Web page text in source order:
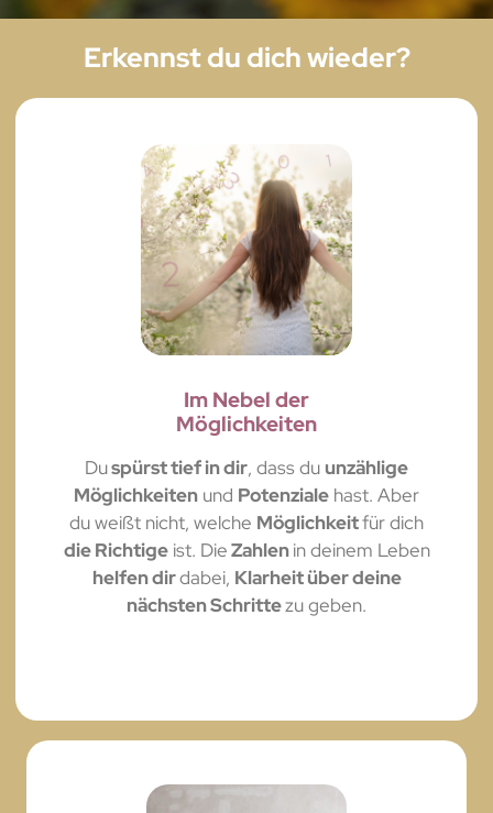
Erkennst du dich wieder?
Im Nebel der
Möglichkeiten
Duspürst tief in dir, dass du unzählige
Möglichkeiten und Potenziale hast. Aber
du weißt nicht, welche Möglichkeitfür dich
die Richtigeist. DieZahlenin deinem Leben
helfen dirdabei, Klarheit über deine
nächsten Schrittezu geben.